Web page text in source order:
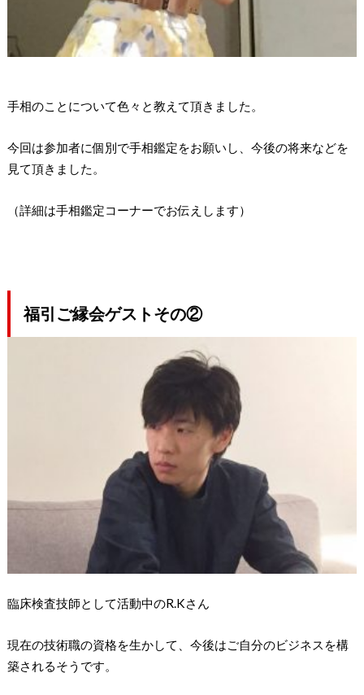
手相のことについて色々と教えて頂きました。
今回は参加者に個別で手相鑑定をお願いし、今後の将来などを
見て頂きました。
（詳細は手相鑑定コーナーでお伝えします）
福引ご縁会ゲストその②
臨床検査技師として活動中のR.Kさん
現在の技術職の資格を生かして、今後はご自分のビジネスを構
築されるそうです。